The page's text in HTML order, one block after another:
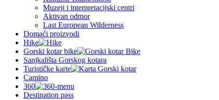
Muzeji i interpretacijski centri
Aktivan odmor
Last European Wilderness
Domaći proizvodi
Hike
Gorski kotar bike
Sanjkališta Gorskog kotara
Turističke karte
Camino
360
Destination pass